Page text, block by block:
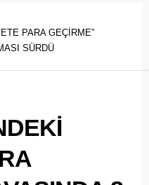
PARA GEÇİRME”
SÜRDÜ